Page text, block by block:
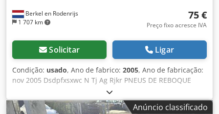
Berkel en Rodenrijs
1 707 km
75 €
Preço fixo acresce IVA
Solicitar Ligar
Condição: usado, Ano de fabrico: 2005, Ano de fabricação:
nov 2005 Dsdpfxsxwc N Tj Ag Rjkr PNEUS DE REBOQUE
Anúncio classificado